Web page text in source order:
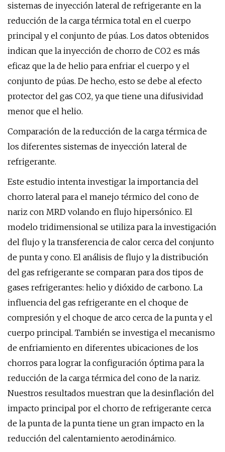
sistemas de inyección lateral de refrigerante en la
reducción de la carga térmica total en el cuerpo
principal y el conjunto de púas. Los datos obtenidos
indican que la inyección de chorro de CO2 es más
eficaz que la de helio para enfriar el cuerpo y el
conjunto de púas. De hecho, esto se debe al efecto
protector del gas CO2, ya que tiene una difusividad
menor que el helio.
Comparación de la reducción de la carga térmica de
los diferentes sistemas de inyección lateral de
refrigerante.
Este estudio intenta investigar la importancia del
chorro lateral para el manejo térmico del cono de
nariz con MRD volando en flujo hipersónico. El
modelo tridimensional se utiliza para la investigación
del flujo y la transferencia de calor cerca del conjunto
de punta y cono. El análisis de flujo y la distribución
del gas refrigerante se comparan para dos tipos de
gases refrigerantes: helio y dióxido de carbono. La
influencia del gas refrigerante en el choque de
compresión y el choque de arco cerca de la punta y el
cuerpo principal. También se investiga el mecanismo
de enfriamiento en diferentes ubicaciones de los
chorros para lograr la configuración óptima para la
reducción de la carga térmica del cono de la nariz.
Nuestros resultados muestran que la desinflación del
impacto principal por el chorro de refrigerante cerca
de la punta de la punta tiene un gran impacto en la
reducción del calentamiento aerodinámico.